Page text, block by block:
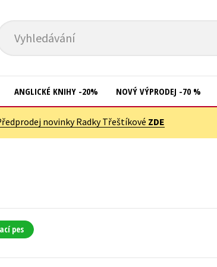
Vyhledávání
ANGLICKÉ KNIHY -20% NOVÝ VÝPRODEJ -70 %
novinky Radky Třeštíkové ZDE
pes